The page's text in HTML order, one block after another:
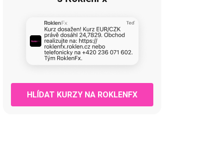
HLÍDAT KURZY NA ROKLENFX